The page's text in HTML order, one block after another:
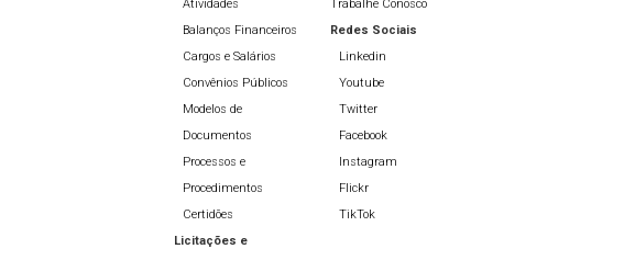
Atividades
Balanços Financeiros
Cargos e Salários
Convênios Públicos
Modelos de
Documentos
Processos e
Procedimentos
Certidões
Licitações e
Trabalhe Conosco
Redes Sociais
Linkedin
Youtube
Twitter
Facebook
Instagram
Flickr
TikTok